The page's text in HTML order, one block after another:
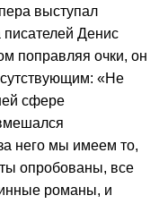
выступал
Денис
поправляя очки, он
«Не
сфере
него мы имеем то,
опробованы, все
романы, и